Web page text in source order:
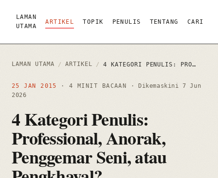
LAMAN
UTAMA
ARTIKEL TOPIK PENULIS TENTANG CARI
LAMAN UTAMA / ARTIKEL / 4 KATEGORI PENULIS: PROFESSIONAL, ANORAK, PENGGEMAR SENI, ATAU PENGKHAYAL?
25 JAN 2015 · 4 MINIT BACAAN · Dikemaskini7 Jun
2026
4 Kategori Penulis:
Professional, Anorak,
Penggemar Seni, atau